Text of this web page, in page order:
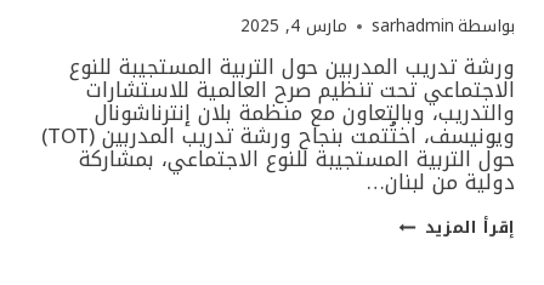
بواسطةsarhadmin مارس 4, 2025
ورشة تدريب المدربين حول التربية المستجيبة للنوع
الاجتماعي تحت تنظيم صرح العالمية للاستشارات
والتدريب، وبالتعاون مع منظمة بلان إنترناشونال
ويونيسف، اختُتمت بنجاح ورشة تدريب المدربين (TOT)
حول التربية المستجيبة للنوع الاجتماعي، بمشاركة
دولية من لبنان…
إقرأ المزيد ورشة
تدريب